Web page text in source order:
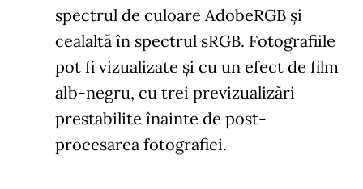
spectrul de culoare AdobeRGB și
cealaltă în spectrul sRGB. Fotografiile
pot fi vizualizate și cu un efect de film
alb-negru, cu trei previzualizări
prestabilite înainte de post-
procesarea fotografiei.